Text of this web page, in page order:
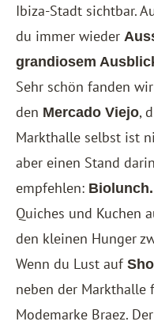
Ibiza-Stadt sichtbar.
du immer wieder
grandiosem
Sehr schön fanden
den Mercado Viejo,
Markthalle selbst ist
aber einen Stand
empfehlen: Biolunch.
Quiches und Kuchen
den kleinen Hunger
Wenn du Lust auf
neben der Markthalle
Modemarke Braez.